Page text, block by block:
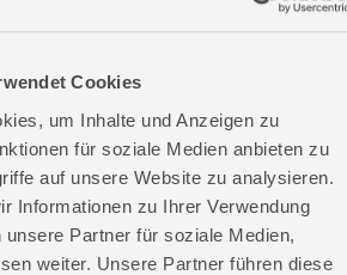
Cookies
um Inhalte und Anzeigen zu
für soziale Medien anbieten zu
auf unsere Website zu analysieren.
Informationen zu Ihrer Verwendung
unsere Partner für soziale Medien,
weiter. Unsere Partner führen diese
Downloads